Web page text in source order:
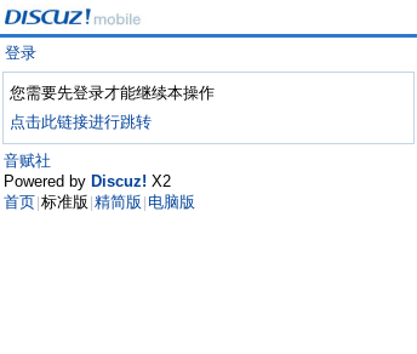
登录
您需要先登录才能继续本操作
点击此链接进行跳转
音赋社
Powered by Discuz! X2
首页 标准版 精简版 电脑版